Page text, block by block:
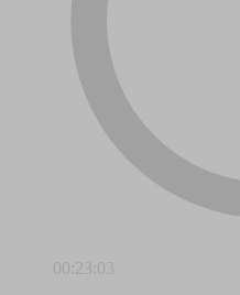
00:23:03